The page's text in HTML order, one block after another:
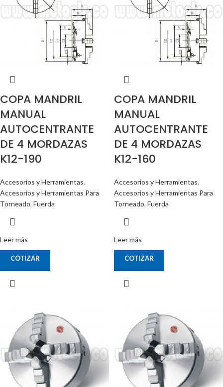
COPA MANDRIL
MANUAL
AUTOCENTRANTE
DE 4 MORDAZAS
K12-190
Accesorios y Herramientas,
Accesorios y Herramientas Para
Torneado, Fuerda
Leer más
COTIZAR
COPA MANDRIL
MANUAL
AUTOCENTRANTE
DE 4 MORDAZAS
K12-160
Accesorios y Herramientas,
Accesorios y Herramientas Para
Torneado, Fuerda
Leer más
COTIZAR